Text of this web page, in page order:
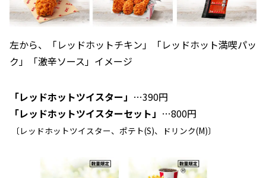
左から、「レッドホットチキン」「レッドホット満喫パッ
ク」「激辛ソース」イメージ
「レッドホットツイスター」 …390円
「レッドホットツイスターセット」 …800円
〔レッドホットツイスター、ポテト(S)、ドリンク(M)〕